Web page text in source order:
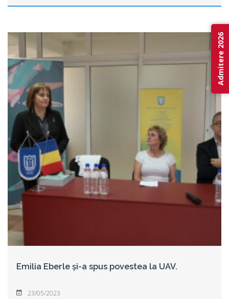
Emilia Eberle și-a spus povestea la UAV.
23/05/2023
Admitere 2026